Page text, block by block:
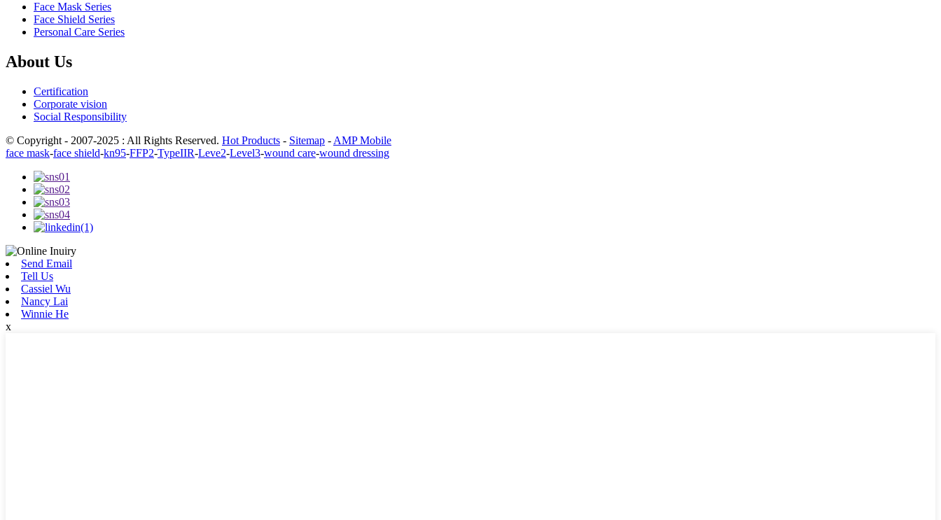
Face Mask Series
Face Shield Series
Personal Care Series
About Us
Certification
Corporate vision
Social Responsibility
© Copyright - 2007-2025 : All Rights Reserved. Hot Products - Sitemap - AMP Mobile
face mask-face shield-kn95-FFP2-TypeIIR-Leve2-Level3-wound care-wound dressing
Send Email
Tell Us
Cassiel Wu
Nancy Lai
Winnie He
x